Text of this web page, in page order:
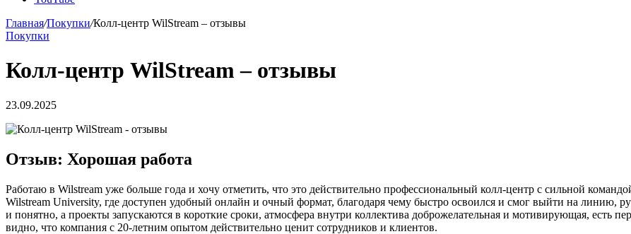
Главная/Покупки/Колл-центр WilStream – отзывы
Покупки
Колл-центр WilStream – отзывы
23.09.2025
Отзыв: Хорошая работа
Работаю в Wilstream уже больше года и хочу отметить, что это действительно профессиональный колл-центр с сильной
Wilstream University, где доступен удобный онлайн и очный формат, благодаря чему быстро освоился и смог выйти на линию,
и понятно, а проекты запускаются в короткие сроки, атмосфера внутри коллектива доброжелательная и мотивирующая, есть
видно, что компания с 20-летним опытом действительно ценит сотрудников и клиентов.